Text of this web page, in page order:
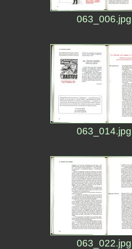
063_006.jpg
063_014.jpg
063_022.jpg